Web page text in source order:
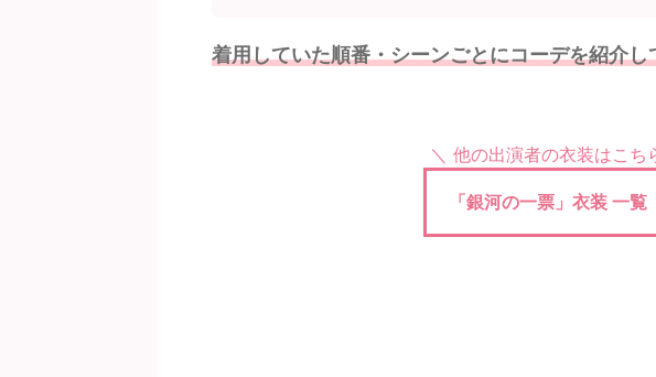
着用していた順番・シーンごとにコーデを紹介し
＼ 他の出演者の衣装はこち
「銀河の一票」衣装 一覧